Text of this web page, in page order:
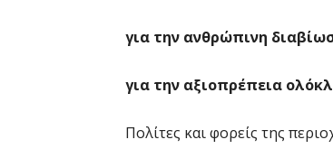
για την ανθρώπινη
για την αξιοπρέπεια
Πολίτες και φορείς της